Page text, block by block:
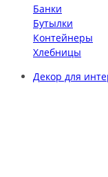
Банки
Бутылки
Контейнеры
Хлебницы
Декор для